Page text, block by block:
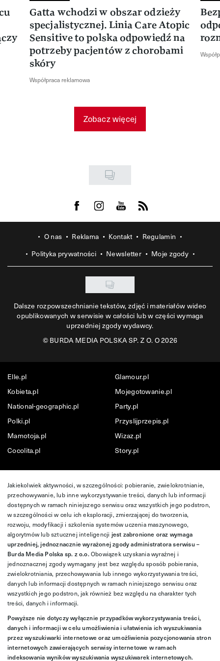
Gatta wchodzi w obszar odzieży
specjalistycznej. Linia Care Atopic
Sensitive to polska odpowiedź na
potrzeby pacjentów z chorobami
skóry
Współpraca reklamowa
Zobacz więcej
Visit us on Facebook
Visit us on Instagram
Visit us on Youtube
Visit us on Rss
O nas Reklama Kontakt
Regulamin
Polityka prywatności
Newsletter Moje zgody
Dalsze rozpowszechnianie tekstów, zdjęć i materiałów wideo
opublikowanych w serwisie w całości lub w części wymaga
uprzedniej zgody wydawcy.
©BURDA MEDIA POLSKA SP. Z O. O 2026
Elle.pl
Glamour.pl
Kobieta.pl
Mojegotowanie.pl
National-geographic.pl
Party.pl
Polki.pl
Przyslijprzepis.pl
Mamotoja.pl
Wizaz.pl
Cocolita.pl
Story.pl
Jakiekolwiek aktywności, w szczególności: pobieranie, zwielokrotnianie,
przechowywanie, lub inne wykorzystywanie treści, danych lub informacji
dostępnych w ramach niniejszego serwisu oraz wszystkich jego podstron,
w szczególności w celu ich eksploracji, zmierzającej do tworzenia,
rozwoju, modyfikacji i szkolenia systemów uczenia maszynowego,
algorytmów lub sztucznej inteligencji jest zabronione oraz wymaga
uprzedniej, jednoznacznie wyrażonej zgody administratora serwisu –
Burda Media Polska sp. z o.o.Obowiązek uzyskania wyraźnej i
jednoznacznej zgody wymagany jest bez względu sposób pobierania,
zwielokrotniania, przechowywania lub innego wykorzystywania treści,
danych lub informacji dostępnych w ramach niniejszego serwisu oraz
wszystkich jego podstron, jak również bez względu na charakter tych
treści, danych i informacji.
Powyższe nie dotyczy wyłącznie przypadków wykorzystywania treści,
danych i informacji w celu umożliwienia i ułatwienia ich wyszukiwania
przez wyszukiwarki internetowe oraz umożliwienia pozycjonowania stron
internetowych zawierających serwisy internetowe w ramach
indeksowania wyników wyszukiwania wyszukiwarek internetowych.